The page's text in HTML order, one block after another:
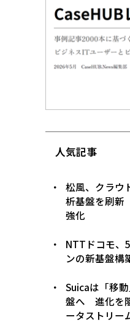
人気記事
松風、クラウ
析基盤を刷
強化
NTTドコモ、
ンの新基盤
Suicaは「移
盤へ 進化を
ータストリー